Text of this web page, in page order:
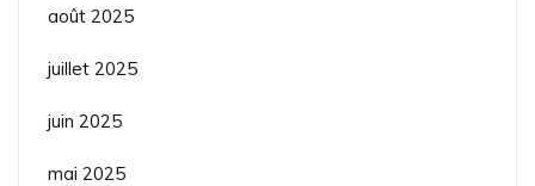
août 2025
juillet 2025
juin 2025
mai 2025